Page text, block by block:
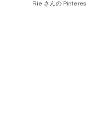
Rie さんの